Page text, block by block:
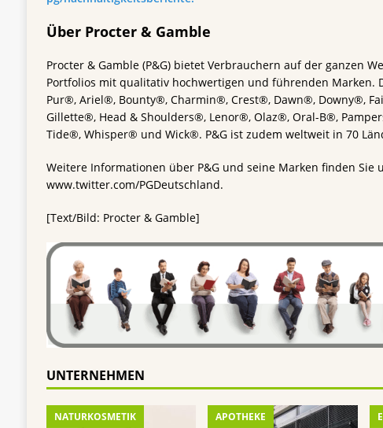
Über Procter & Gamble
Procter & Gamble (P&G) bietet Verbrauchern auf der ganzen
Portfolios mit qualitativ hochwertigen und führenden Marken.
Pur®, Ariel®, Bounty®, Charmin®, Crest®, Dawn®, Downy®,
Gillette®, Head & Shoulders®, Lenor®, Olaz®, Oral-B®,
Tide®, Whisper® und Wick®. P&G ist zudem weltweit in 70
Weitere Informationen über P&G und seine Marken finden Sie
www.twitter.com/PGDeutschland.
[Text/Bild: Procter & Gamble]
UNTERNEHMEN
NATURKOSMETIK APOTHEKE